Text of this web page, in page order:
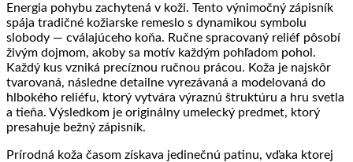
Energia pohybu zachytená v koži. Tento výnimočný zápisník
spája tradičné kožiarske remeslo s dynamikou symbolu
slobody — cválajúceho koňa. Ručne spracovaný reliéf pôsobí
živým dojmom, akoby sa motív každým pohľadom pohol.
Každý kus vzniká precíznou ručnou prácou. Koža je najskôr
tvarovaná, následne detailne vyrezávaná a modelovaná do
hlbokého reliéfu, ktorý vytvára výraznú štruktúru a hru svetla
a tieňa. Výsledkom je originálny umelecký predmet, ktorý
presahuje bežný zápisník.
Prírodná koža časom získava jedinečnú patinu, vďaka ktorej